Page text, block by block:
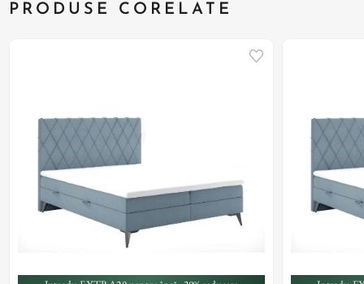
PRODUSE CORELATE